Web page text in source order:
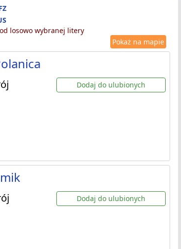
losowo wybranej litery
Pokaż na mapie
Dodaj do ulubionych
Dodaj do ulubionych